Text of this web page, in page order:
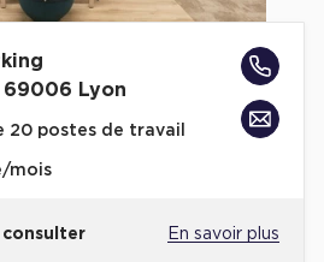
69006 Lyon
20 postes de travail
mois
consulter En savoir plus